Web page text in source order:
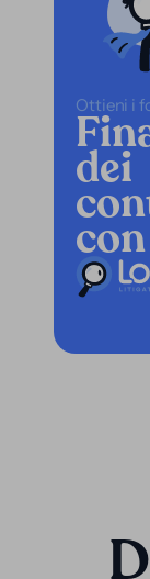
Ottieni i
dei